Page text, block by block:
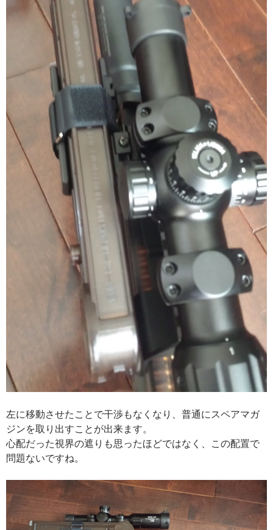
左に移動させたことで干渉もなくなり、普通にスペアマガ
ジンを取り出すことが出来ます。
心配だった視界の遮りも思ったほどではなく、この配置で
問題ないですね。